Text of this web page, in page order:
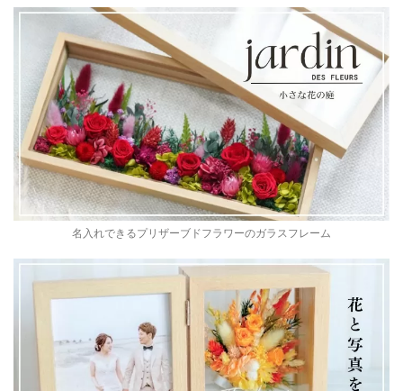
名入れできるプリザーブドフラワーのガラスフレーム